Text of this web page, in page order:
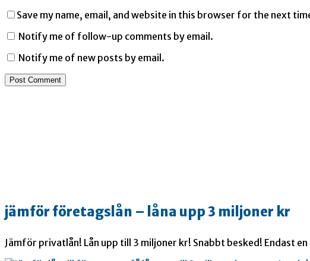
Save my name, email, and website in this browser for the next
Notify me of follow-up comments by email.
Notify me of new posts by email.
jämför företagslån – låna upp 3 miljoner kr
Jämför privatlån! Lån upp till 3 miljoner kr! Snabbt besked! Endast